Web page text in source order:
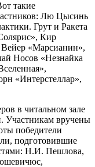
такие
Лю Цысинь
Грут и Ракета
Кир
«Марсианин»,
Носов «Незнайка
«Интерстеллар»,
в читальном зале
Участникам вручены
победители
подготовившие
Н.И. Пешлова,